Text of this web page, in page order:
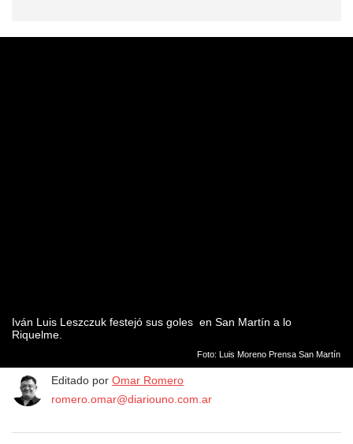
Iván Luis Leszczuk festejó sus goles en San Martín a lo
Riquelme.
Foto: Luis Moreno Prensa San Martín
Editado por Omar Romero
romero.omar@diariouno.com.ar